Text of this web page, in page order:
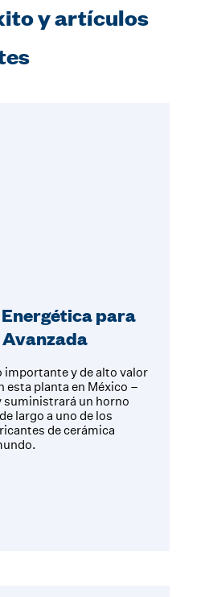
y artículos
para
importante y de alto valor
esta planta en México –
suministrará un horno
largo a uno de los
de cerámica